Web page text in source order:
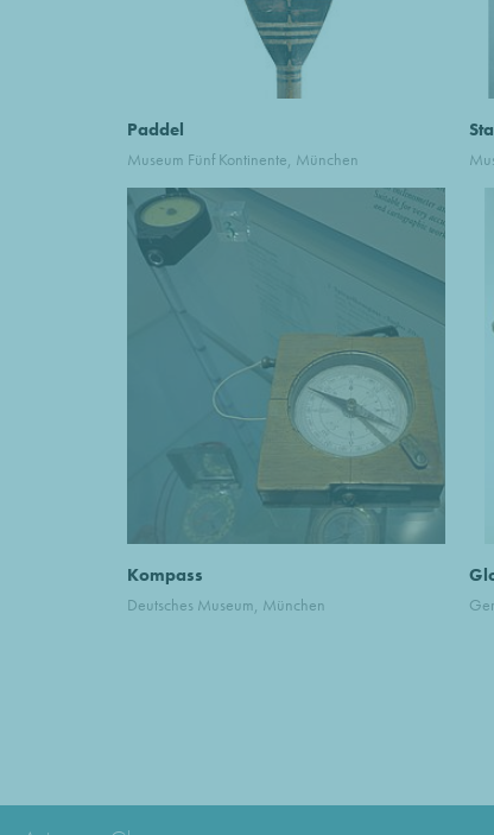
Paddel
Museum Fünf Kontinente, München
Kompass
Deutsches Museum, München